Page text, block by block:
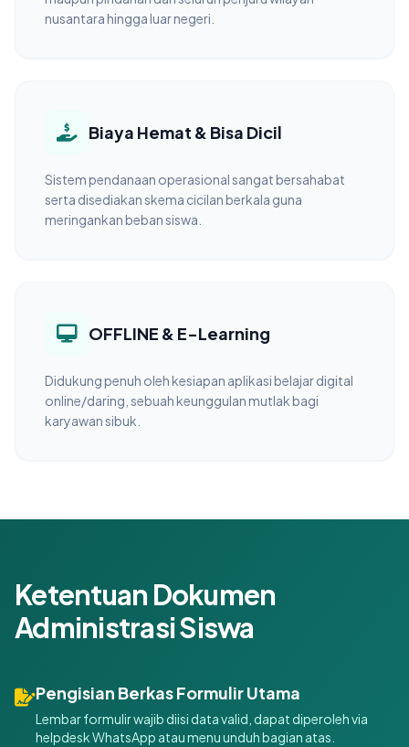
nusantara hingga luar negeri.
Biaya Hemat & Bisa Dicil
Sistem pendanaan operasional sangat bersahabat
serta disediakan skema cicilan berkala guna
meringankan beban siswa.
OFFLINE & E-Learning
Didukung penuh oleh kesiapan aplikasi belajar digital
online/daring, sebuah keunggulan mutlak bagi
karyawan sibuk.
Ketentuan Dokumen
Administrasi Siswa
Pengisian Berkas Formulir Utama
Lembar formulir wajib diisi data valid, dapat diperoleh via
helpdesk WhatsApp atau menu unduh bagian atas.